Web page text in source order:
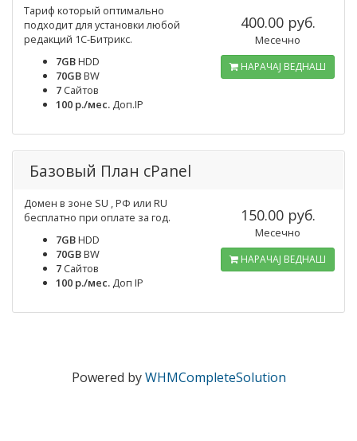
Тариф который оптимально
подходит для установки любой
редакций 1С-Битрикс.
7GBHDD
70GBBW
7 Cайтов
100 р./мес. Доп.IP
400.00 руб.
Месечно
НАРАЧАЈ ВЕДНАШ
Базовый План cPanel
Домен в зоне SU , РФ или RU
бесплатно при оплате за год.
7GBHDD
70GBBW
7 Cайтов
100 р./мес. Доп IP
150.00 руб.
Месечно
НАРАЧАЈ ВЕДНАШ
Powered byWHMCompleteSolution